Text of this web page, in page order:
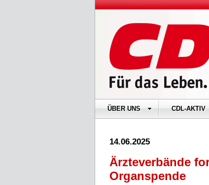
ÜBER UNS CDL-AKTIV
14.06.2025
Ärzteverbände
Organspende